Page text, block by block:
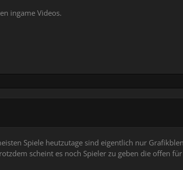
ingame Videos.
Spiele heutzutage sind eigentlich nur
scheint es noch Spieler zu geben die offen